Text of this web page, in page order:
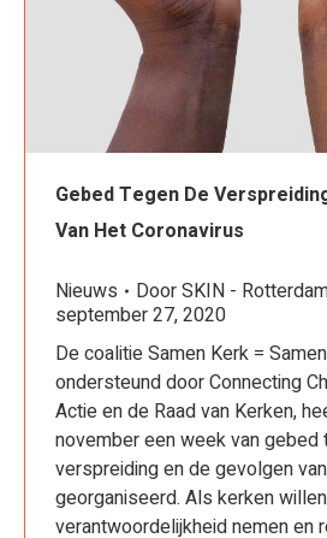
Gebed Tegen De
Van Het Coronavirus
Nieuws DoorSKIN -
september 27, 2020
De coalitie Samen Kerk =
ondersteund door Connecting
Actie en de Raad van Kerken,
november een week van gebed
verspreiding en de gevolgen
georganiseerd. Als kerken
verantwoordelijkheid nemen en